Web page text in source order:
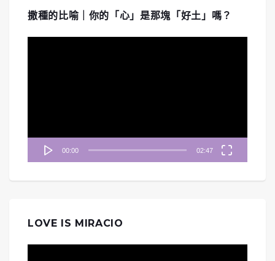
撒種的比喻｜你的「心」是那塊「好土」嗎？
00:00 02:47
LOVE IS MIRACIO